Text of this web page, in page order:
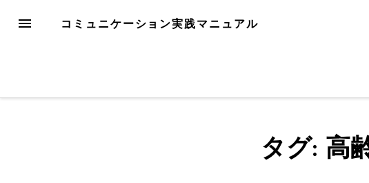
MENU コミュニケーション実践マニュアル
タグ: 高